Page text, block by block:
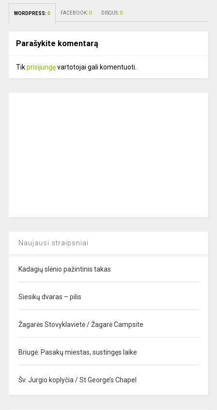
WORDPRESS: 0 FACEBOOK: 0 DISQUS: 0
Parašykite komentarą
Tikprisijungęvartotojai gali komentuoti.
Naujausi straipsniai
Kadagių slėnio pažintinis takas
Siesikų dvaras – pilis
Žagarės Stovyklavietė / Žagarė Campsite
Briugė: Pasakų miestas, sustingęs laike
Šv. Jurgio koplyčia / St George’s Chapel